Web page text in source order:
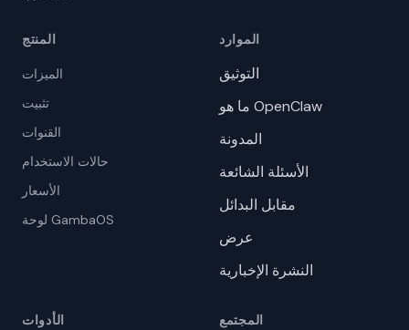
المنتج
الميزات
تثبيت
القنوات
حالات الاستخدام
الأسعار
لوحة GambaOS
الموارد
التوثيق
ما هو OpenClaw
المدونة
الأسئلة الشائعة
مقابل البدائل
عرض
النشرة الإخبارية
الأدوات المجتمع